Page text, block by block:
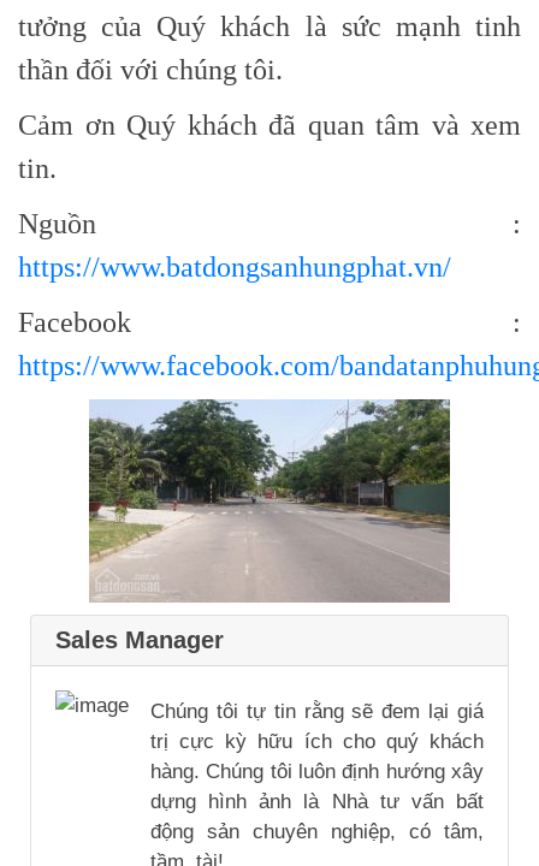
tưởng của Quý khách là sức mạnh tinh
thần đối với chúng tôi.
Cảm ơn Quý khách đã quan tâm và xem
tin.
Nguồn :
https://www.batdongsanhungphat.vn/
Facebook :
https://www.facebook.com/
Sales Manager
Chúng tôi tự tin rằng sẽ đem lại giá
trị cực kỳ hữu ích cho quý khách
hàng. Chúng tôi luôn định hướng xây
dựng hình ảnh là Nhà tư vấn bất
động sản chuyên nghiệp, có tâm,
tầm, tài!